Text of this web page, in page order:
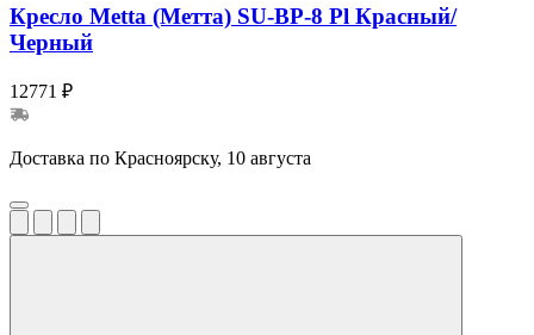
Кресло Metta (Метта) SU-BP-8 Pl Красный/
Черный
12771 ₽
Доставка по Красноярску, 10 августа